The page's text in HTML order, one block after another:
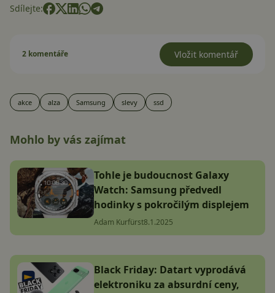
Sdílejte:
2 komentáře Vložit komentář
akce alza Samsung slevy ssd
Mohlo by vás zajímat
Tohle je budoucnost Galaxy
Watch: Samsung předvedl
hodinky s pokročilým displejem
Adam Kurfürst8.1.2025
Black Friday: Datart vyprodává
elektroniku za absurdní ceny,